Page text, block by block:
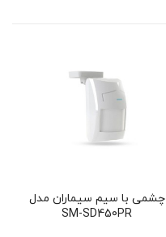
چشمی با سیم سیماران مدل
SM-SD450PR